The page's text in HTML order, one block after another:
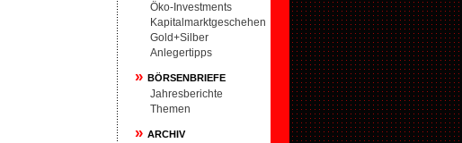
Öko-Investments
Kapitalmarktgeschehen
Gold+Silber
Anlegertipps
» BÖRSENBRIEFE
Jahresberichte
Themen
» ARCHIV